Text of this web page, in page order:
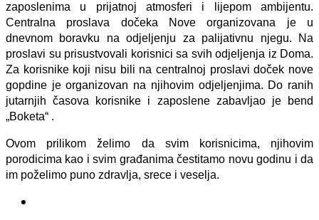
zaposlenima u prijatnoj atmosferi i lijepom ambijentu.
Centralna proslava dočeka Nove organizovana je u
dnevnom boravku na odjeljenju za palijativnu njegu. Na
proslavi su prisustvovali korisnici sa svih odjeljenja iz Doma.
Za korisnike koji nisu bili na centralnoj proslavi doček nove
gopdine je organizovan na njihovim odjeljenjima. Do ranih
jutarnjih časova korisnike i zaposlene zabavljao je bend
„Boketa“ .
Ovom prilikom želimo da svim korisnicima, njihovim
porodicima kao i svim građanima čestitamo novu godinu i da
im poželimo puno zdravlja, srece i veselja.